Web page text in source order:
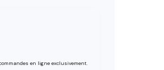
en ligne exclusivement.